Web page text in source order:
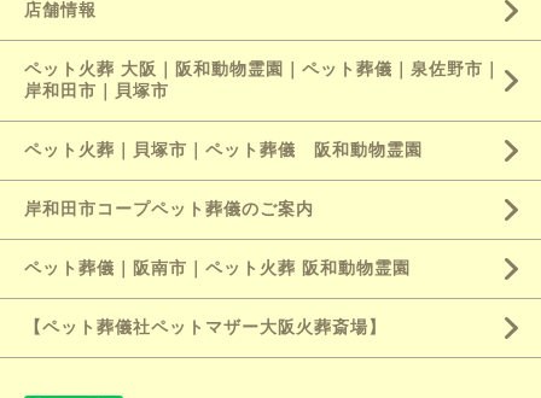
店舗情報
ペット火葬 大阪｜阪和動物霊園｜ペット葬儀｜泉佐野市｜
岸和田市｜貝塚市
ペット火葬｜貝塚市｜ペット葬儀 阪和動物霊園
岸和田市コープペット葬儀のご案内
ペット葬儀｜阪南市｜ペット火葬 阪和動物霊園
【ペット葬儀社ペットマザー大阪火葬斎場】